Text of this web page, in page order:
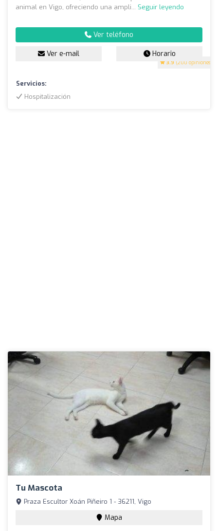
3.9 (200 opiniones)
animal en Vigo, ofreciendo una ampli... Seguir leyendo
Ver teléfono
Ver e-mail Horario
Servicios:
Hospitalización
Tu Mascota
Praza Escultor Xoán Piñeiro 1 - 36211, Vigo
Mapa